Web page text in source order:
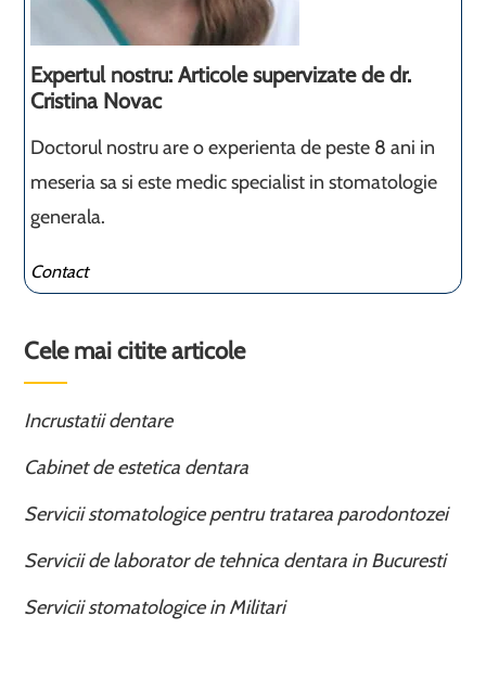
Expertul nostru: Articole supervizate de dr.
Cristina Novac
Doctorul nostru are o experienta de peste 8 ani in
meseria sa si este medic specialist in stomatologie
generala.
Contact
Cele mai citite articole
Incrustatii dentare
Cabinet de estetica dentara
Servicii stomatologice pentru tratarea parodontozei
Servicii de laborator de tehnica dentara in Bucuresti
Servicii stomatologice in Militari